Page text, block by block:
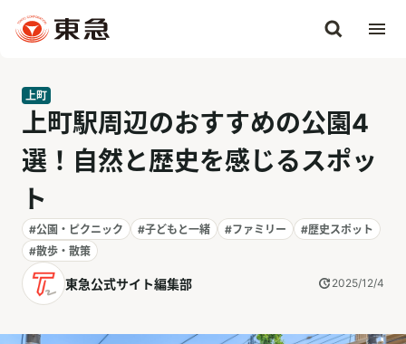
上町
上町駅周辺のおすすめの公園4
選！自然と歴史を感じるスポッ
ト
#公園・ピクニック #子どもと一緒 #ファミリー
#歴史スポット
#散歩・散策
東急公式サイト編集部 2025/12/4